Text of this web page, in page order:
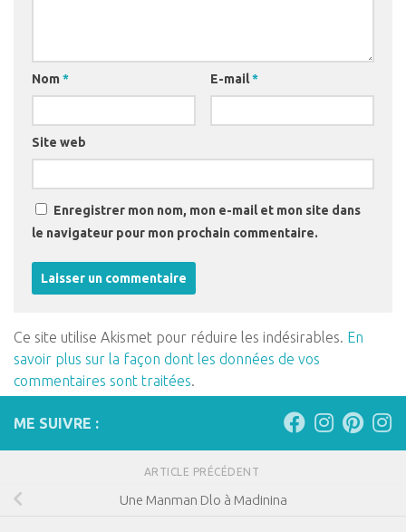
Nom * E-mail*
Site web
Enregistrer mon nom, mon e-mail et mon site dans
le navigateur pour mon prochain commentaire.
Ce site utilise Akismet pour réduire les indésirables. En
savoir plus sur la façon dont les données de vos
commentaires sont traitées.
ME SUIVRE :
ARTICLE PRÉCÉDENT
Une Manman Dlo à Madinina